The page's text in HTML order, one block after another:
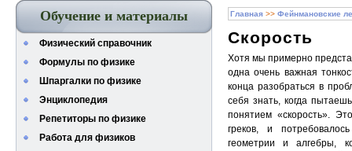
Обучение и материалы
Физический справочник
Формулы по физике
Шпаргалки по физике
Энциклопедия
Репетиторы по физике
Работа для физиков
Главная >> Фейнмановские
Скорость
Хотя мы примерно
одна очень важная
конца разобраться в
себя знать, когда
понятием «скорость».
греков, и
геометрии и алгебры,